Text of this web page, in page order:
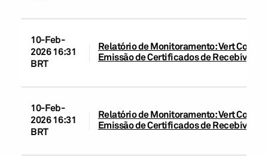
10-Feb-
2026 16:31
BRT
Relatório de Monitoramento: Vert
Emissão de Certificados de Recebíveis
10-Feb-
2026 16:31
BRT
Relatório de Monitoramento: Vert
Emissão de Certificados de Recebíveis